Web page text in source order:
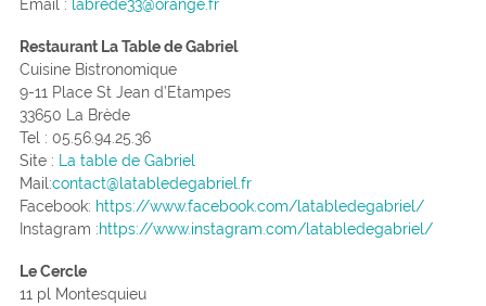
Email : labrede33@orange.fr
Restaurant La Table de Gabriel
Cuisine Bistronomique
9-11 Place St Jean d’Etampes
33650 La Brède
Tel : 05.56.94.25.36
Site :
La table de Gabriel
Mail:contact@latabledegabriel.fr
Facebook: https://www.facebook.com/latabledegabriel/
Instagram :https://www.instagram.com/latabledegabriel/
Le Cercle
11 pl Montesquieu